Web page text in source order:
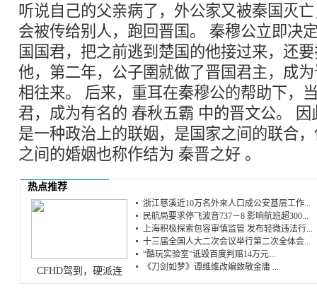
听说自己的父亲病了，外公家又被秦国灭
会被传给别人，跑回晋国。 秦穆公立即决
国国君，把之前逃到楚国的他接过来，还
他，第二年，公子圉就做了晋国君主，成
相往来。 后来，重耳在秦穆公的帮助下，
君，成为有名的 春秋五霸 中的晋文公。
是一种政治上的联姻，是国家之间的联合
之间的婚姻也称作结为 秦晋之好 。
热点推荐
CFHD驾到，硬派连
浙江慈溪近10万名外来人口成公安基层工作...
民航局要求停飞波音737－8 影响航班超300...
上海积极探索包容审慎监管 发布轻微违法行...
十三届全国人大二次会议举行第二次全体会...
“酷玩实验室”诋毁百度判赔14万元...
《刀剑如梦》谭维维改编致敬金庸 ...